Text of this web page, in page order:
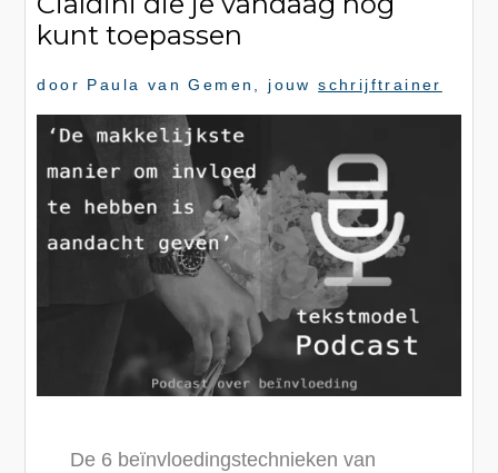
kunt toepassen
door Paula van Gemen , jouwschrijftrainer
De 6 beïnvloedingstechnieken van